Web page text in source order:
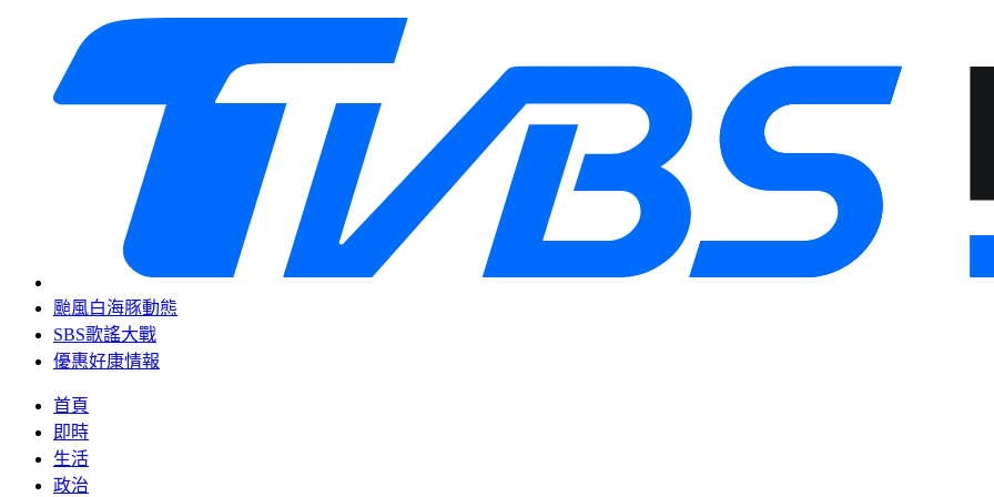
颱風白海豚動態
SBS歌謠大戰
優惠好康情報
首頁
即時
生活
政治